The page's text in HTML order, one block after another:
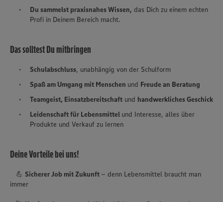
Du sammelst praxisnahes Wissen, das Dich zu einem echten
Profi in Deinem Bereich macht.
Das solltest Du mitbringen
Schulabschluss, unabhängig von der Schulform
Spaß am Umgang mit Menschen und Freude an Beratung
Teamgeist, Einsatzbereitschaft und handwerkliches Geschick
Leidenschaft für Lebensmittel und Interesse, alles über
Produkte und Verkauf zu lernen
Deine Vorteile bei uns!
💪 Sicherer Job mit Zukunft – denn Lebensmittel braucht man
immer